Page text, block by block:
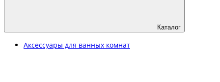
Каталог
Аксессуары для ванных комнат